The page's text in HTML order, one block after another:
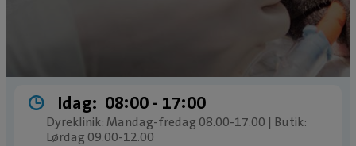
Idag: 08:00 ­- 17:00
Dyreklinik: Mandag-fredag 08.00-17.00 | Butik:
Lørdag 09.00-12.00